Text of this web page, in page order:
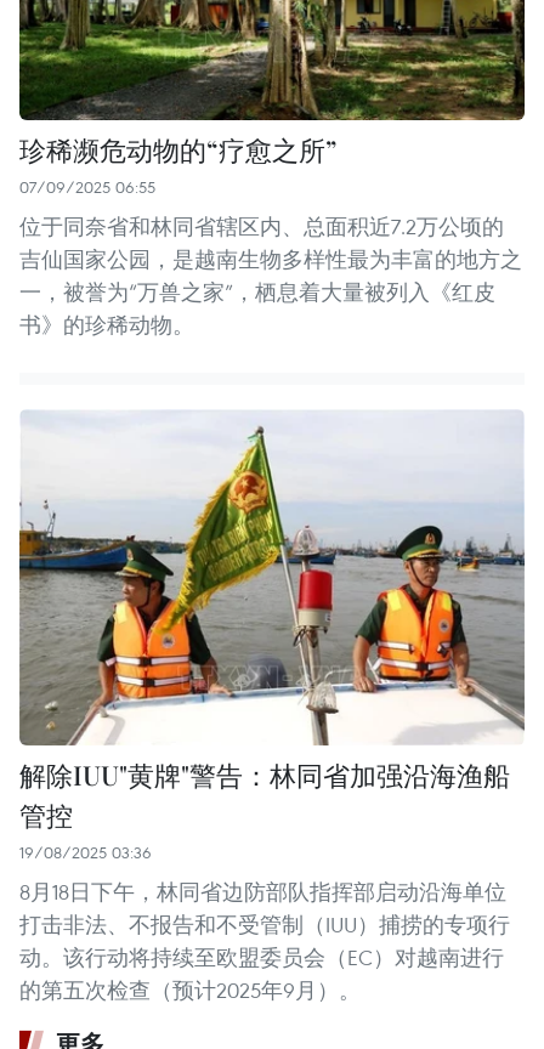
珍稀濒危动物的“疗愈之所”
07/09/2025 06:55
位于同奈省和林同省辖区内、总面积近7.2万公顷的
吉仙国家公园，是越南生物多样性最为丰富的地方之
一，被誉为“万兽之家”，栖息着大量被列入《红皮
书》的珍稀动物。
解除IUU"黄牌"警告：林同省加强沿海渔船
管控
19/08/2025 03:36
8月18日下午，林同省边防部队指挥部启动沿海单位
打击非法、不报告和不受管制（IUU）捕捞的专项行
动。该行动将持续至欧盟委员会（EC）对越南进行
的第五次检查（预计2025年9月）。 ​